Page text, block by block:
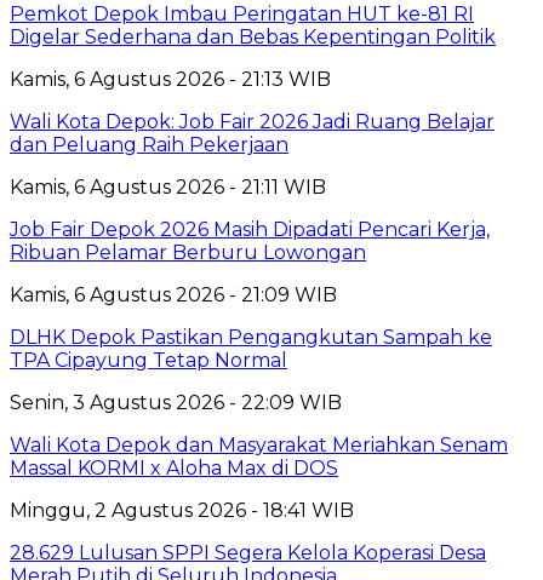
Pemkot Depok Imbau Peringatan HUT ke-81 RI
Digelar Sederhana dan Bebas Kepentingan Politik
Kamis, 6 Agustus 2026 - 21:13 WIB
Wali Kota Depok: Job Fair 2026 Jadi Ruang Belajar
dan Peluang Raih Pekerjaan
Kamis, 6 Agustus 2026 - 21:11 WIB
Job Fair Depok 2026 Masih Dipadati Pencari Kerja,
Ribuan Pelamar Berburu Lowongan
Kamis, 6 Agustus 2026 - 21:09 WIB
DLHK Depok Pastikan Pengangkutan Sampah ke
TPA Cipayung Tetap Normal
Senin, 3 Agustus 2026 - 22:09 WIB
Wali Kota Depok dan Masyarakat Meriahkan Senam
Massal KORMI x Aloha Max di DOS
Minggu, 2 Agustus 2026 - 18:41 WIB
28.629 Lulusan SPPI Segera Kelola Koperasi Desa